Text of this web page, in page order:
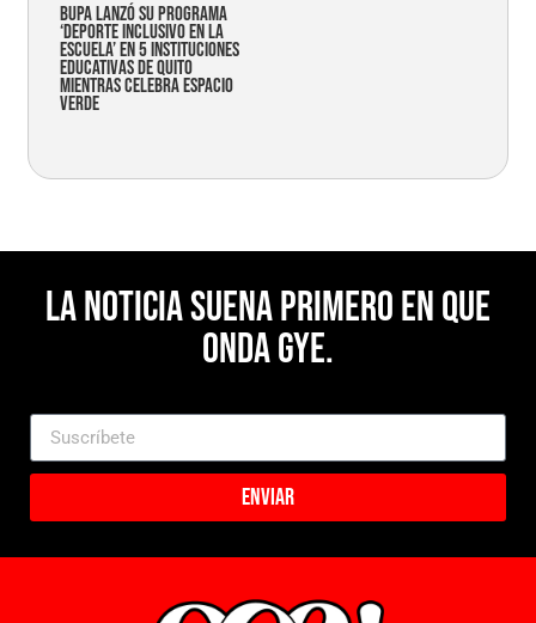
Bupa lanzó su programa
‘Deporte Inclusivo en la
Escuela’ en 5 instituciones
educativas de Quito
mientras celebra espacio
verde
La noticia suena primero en Que
Onda Gye.
Enviar